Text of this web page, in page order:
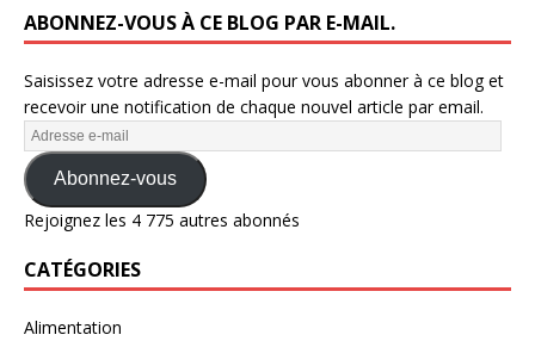
ABONNEZ-VOUS À CE BLOG PAR E-MAIL.
Saisissez votre adresse e-mail pour vous abonner à ce blog et
recevoir une notification de chaque nouvel article par email.
Abonnez-vous
Rejoignez les 4 775 autres abonnés
CATÉGORIES
Alimentation